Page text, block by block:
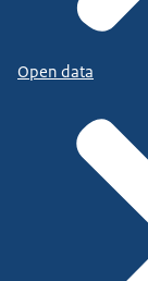
Open data